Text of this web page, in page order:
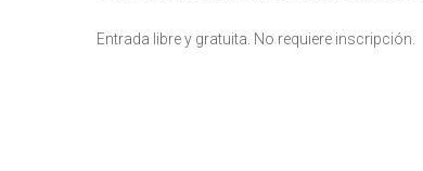
Entrada libre y gratuita. No requiere inscripción.